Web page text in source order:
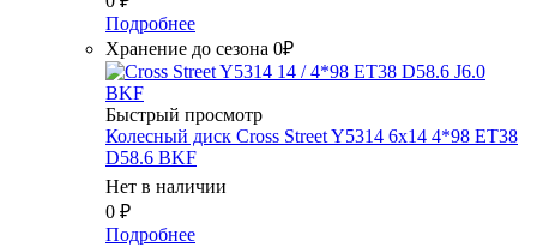
Подробнее
Хранение до сезона 0₽
Быстрый просмотр
Колесный диск Cross Street Y5314 6x14 4*98 ET38
D58.6 BKF
Нет в наличии
0 ₽
Подробнее